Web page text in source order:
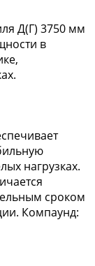
Д(Г) 3750 мм
в
нагрузках.
сроком
Компаунд: